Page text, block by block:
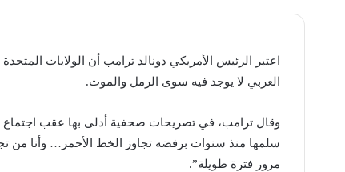
اعتبر الرئيس الأمريكي دونالد ترامب أن الولايات
العربي لا يوجد فيه سوى الرمل والموت.
وقال ترامب، في تصريحات صحفية أدلى بها عقب اجتماع مع
مرور فترة طويلة”.